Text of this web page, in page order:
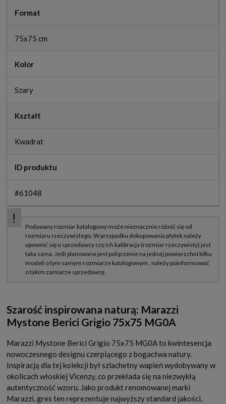
Format
75x75 cm
Kolor
Szary
Kształt
Kwadrat
ID produktu
#61048
Szarość inspirowana naturą: Marazzi
Mystone Berici Grigio 75x75 MG0A
Marazzi Mystone Berici Grigio 75x75 MG0A to kwintesencja
nowoczesnego designu czerpiącego z bogactwa natury.
Inspiracją dla tej kolekcji był szlachetny wapień wydobywany w
okolicach włoskiej Vicenzy, co przekłada się na niezwykłą
autentyczność wzoru. Jako produkt renomowanej marki
Marazzi, gres ten reprezentuje najwyższy standard jakości,